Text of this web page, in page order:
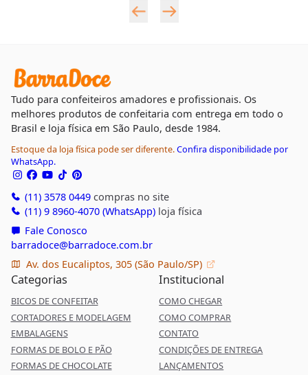
Tudo para confeiteiros amadores e profissionais. Os
melhores produtos de confeitaria com entrega em todo o
Brasil e loja física em São Paulo, desde 1984.
Estoque da loja física pode ser diferente.Confira disponibilidade por
WhatsApp.
(11) 3578 0449compras no site
(11) 9 8960-4070 (WhatsApp)loja física
Fale Conosco
barradoce@barradoce.com.br
Av. dos Eucaliptos, 305 (São Paulo/SP)
Categorias
BICOS DE CONFEITAR
CORTADORES E MODELAGEM
EMBALAGENS
FORMAS DE BOLO E PÃO
FORMAS DE CHOCOLATE
Institucional
COMO CHEGAR
COMO COMPRAR
CONTATO
CONDIÇÕES DE ENTREGA
LANÇAMENTOS